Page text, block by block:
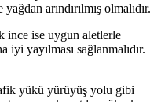
arındırılmış olmalıdır.
ince ise uygun aletlerle
yayılması sağlanmalıdır.
yükü yürüyüş yolu gibi